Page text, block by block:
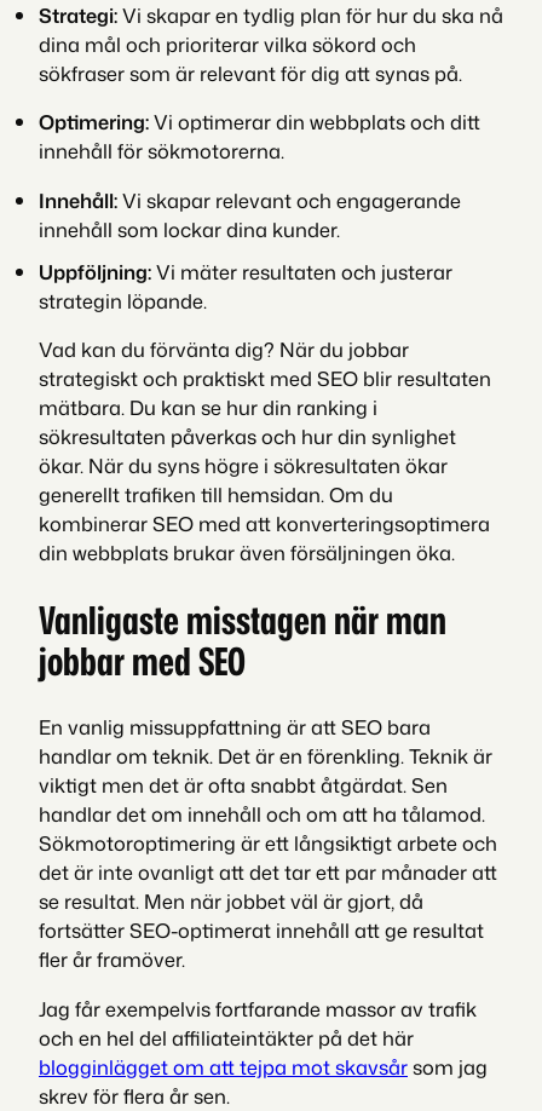
Strategi:Vi skapar en tydlig plan för hur du ska nå
dina mål och prioriterar vilka sökord och
sökfraser som är relevant för dig att synas på.
Optimering:Vi optimerar din webbplats och ditt
innehåll för sökmotorerna.
Innehåll:Vi skapar relevant och engagerande
innehåll som lockar dina kunder.
Uppföljning:Vi mäter resultaten och justerar
strategin löpande.
Vad kan du förvänta dig? När du jobbar
strategiskt och praktiskt med SEO blir resultaten
mätbara. Du kan se hur din ranking i
sökresultaten påverkas och hur din synlighet
ökar. När du syns högre i sökresultaten ökar
generellt trafiken till hemsidan. Om du
kombinerar SEO med att konverteringsoptimera
din webbplats brukar även försäljningen öka.
Vanligaste misstagen när man
jobbar med SEO
En vanlig missuppfattning är att SEO bara
handlar om teknik. Det är en förenkling. Teknik är
viktigt men det är ofta snabbt åtgärdat. Sen
handlar det om innehåll och om att ha tålamod.
Sökmotoroptimering är ett långsiktigt arbete och
det är inte ovanligt att det tar ett par månader att
se resultat. Men när jobbet väl är gjort, då
fortsätter SEO-optimerat innehåll att ge resultat
fler år framöver.
Jag får exempelvis fortfarande massor av trafik
och en hel del affiliateintäkter på det här
blogginlägget om att tejpa mot skavsårsom jag
skrev för flera år sen.